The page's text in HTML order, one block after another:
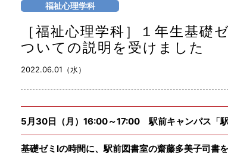
福祉心理学科
［福祉心理学科］１年生基
ついての説明を受けました
2022.06.01（水）
5月30日（月）16:00～17:00 駅前キャンパス「駅
基礎ゼミⅠの時間に、駅前図書室の齋藤多美子司書